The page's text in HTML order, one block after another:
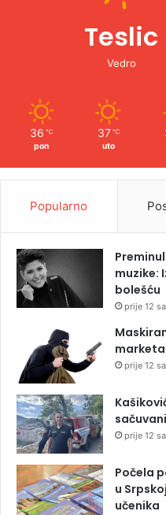
Teslic
Vedro
36 ℃
pon
37 ℃
uto
Popularno
muzike:
bolešću
prije 12
prije 12
prije 12
Počela
u
učenika